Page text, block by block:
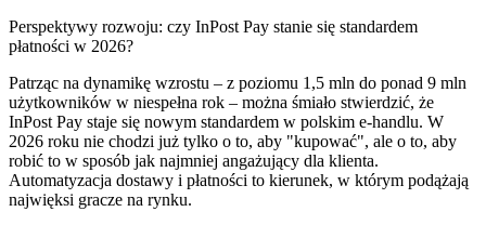
Perspektywy rozwoju: czy InPost Pay stanie się standardem
płatności w 2026?
Patrząc na dynamikę wzrostu – z poziomu 1,5 mln do ponad 9 mln
użytkowników w niespełna rok – można śmiało stwierdzić, że
InPost Pay staje się nowym standardem w polskim e-handlu. W
2026 roku nie chodzi już tylko o to, aby "kupować", ale o to, aby
robić to w sposób jak najmniej angażujący dla klienta.
Automatyzacja dostawy i płatności to kierunek, w którym podążają
najwięksi gracze na rynku.